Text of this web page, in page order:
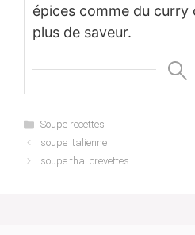
épices comme du
plus de saveur.
Categories
Soupe recettes
soupe italienne
soupe thai crevettes